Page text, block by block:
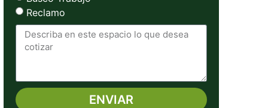
Reclamo
ENVIAR